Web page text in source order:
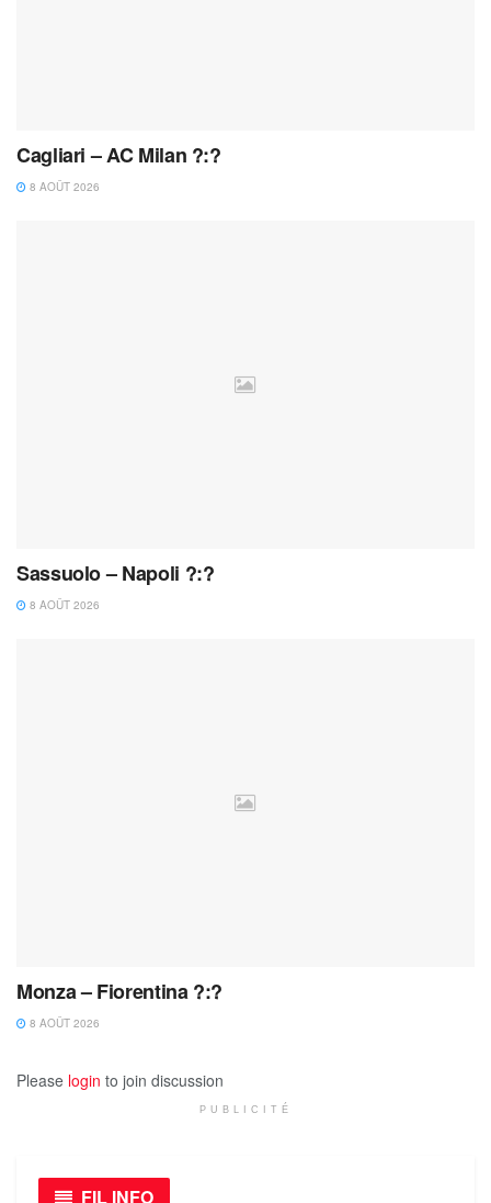
Cagliari – AC Milan ?:?
8 AOÛT 2026
Sassuolo – Napoli ?:?
8 AOÛT 2026
Monza – Fiorentina ?:?
8 AOÛT 2026
Please login to join discussion
PUBLICITÉ
FIL INFO